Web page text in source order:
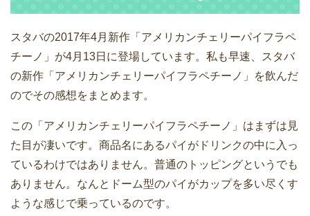
スタバの2017年4月新作「アメリカンチェリーパイフラペ
チーノ」が4月13日に登場しています。私も早速、スタバ
の新作「アメリカンチェリーパイフラペチーノ」を飲んだ
のでその感想をまとめます。
この「アメリカンチェリーパイフラペチーノ」はまずは見
た目が凄いです。商品名にあるパイがドリンクの中に入っ
ているわけではありません。普通のトッピングというでも
ありません。なんとドーム型のパイがカップを多い尽くす
ような感じで乗っているのです。